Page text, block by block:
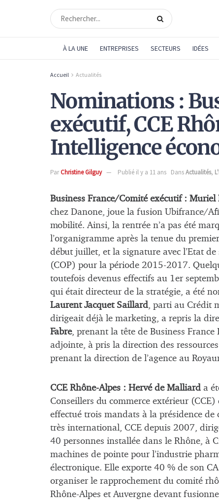
À LA UNE ENTREPRISES SECTEURS IDÉES
Accueil Actualités
Nominations :
exécutif, CCE
Intelligence
ParChristine Gilguy Publié il y a 11 ans DansActualités,
Business France/Comité exécutif : Muriel
chez Danone, joue la fusion Ubifrance/
mobilité. Ainsi, la rentrée n’a pas été
l’organigramme après la tenue du
début juillet, et la signature avec l’Etat
(COP) pour la période 2015-2017.
toutefois devenus effectifs au 1er
qui était directeur de la stratégie, a été
Laurent Jacquet Saillard , parti au Crédit
dirigeait déjà le marketing, a repris la
Fabre, prenant la tête de Business France
adjointe, à pris la direction des
prenant la direction de l’agence au
CCE Rhône-Alpes : Hervé de Malliard a
Conseillers du commerce extérieur
effectué trois mandats à la présidence
très international, CCE depuis 2007,
40 personnes installée dans le Rhône, à
machines de pointe pour l’industrie
électronique. Elle exporte 40 % de son
organiser le rapprochement du comité
Rhône-Alpes et Auvergne devant